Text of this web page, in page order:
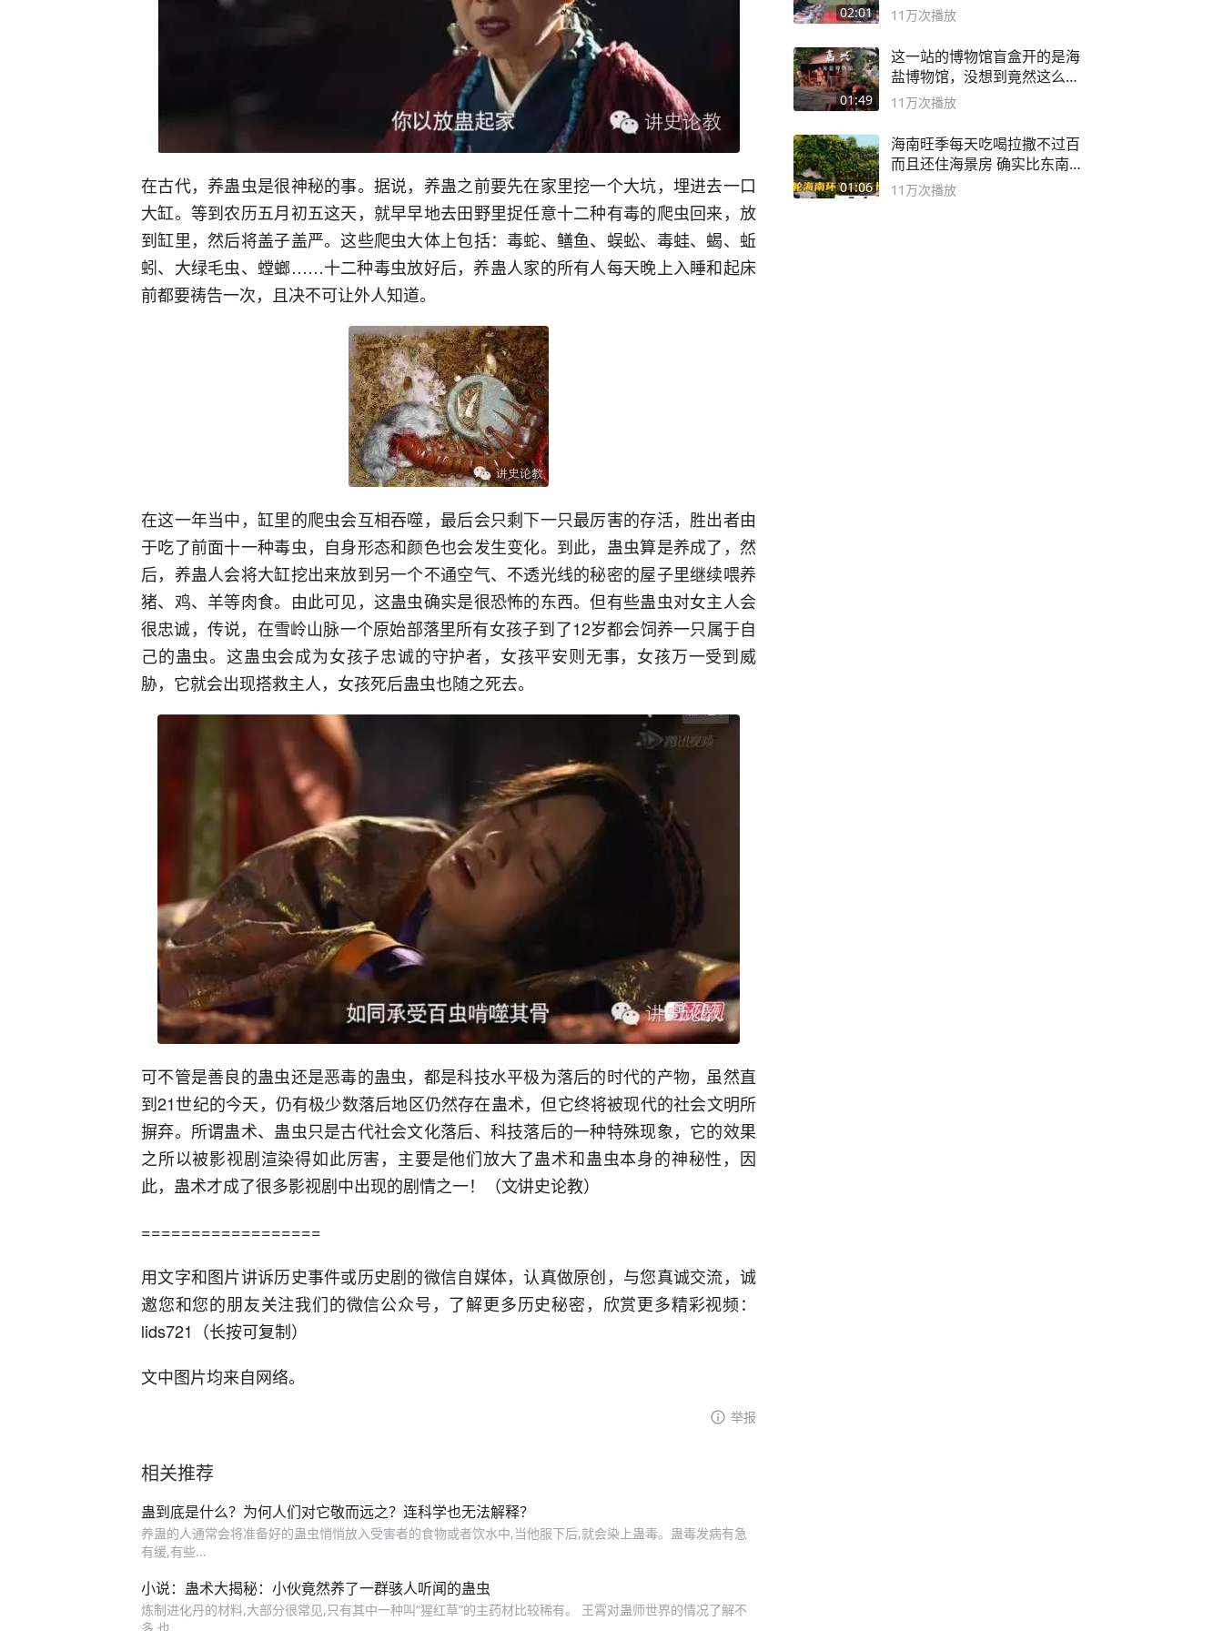
在古代，养蛊虫是很神秘的事。据说，养蛊之前要先在家里挖一个大坑，埋进去一口
大缸。等到农历五月初五这天，就早早地去田野里捉任意十二种有毒的爬虫回来，放
到缸里，然后将盖子盖严。这些爬虫大体上包括：毒蛇、鳝鱼、蜈蚣、毒蛙、蝎、蚯
蚓、大绿毛虫、螳螂……十二种毒虫放好后，养蛊人家的所有人每天晚上入睡和起床
前都要祷告一次，且决不可让外人知道。
在这一年当中，缸里的爬虫会互相吞噬，最后会只剩下一只最厉害的存活，胜出者由
于吃了前面十一种毒虫，自身形态和颜色也会发生变化。到此，蛊虫算是养成了，然
后，养蛊人会将大缸挖出来放到另一个不通空气、不透光线的秘密的屋子里继续喂养
猪、鸡、羊等肉食。由此可见，这蛊虫确实是很恐怖的东西。但有些蛊虫对女主人会
很忠诚，传说，在雪岭山脉一个原始部落里所有女孩子到了12岁都会饲养一只属于自
己的蛊虫。这蛊虫会成为女孩子忠诚的守护者，女孩平安则无事，女孩万一受到威
胁，它就会出现搭救主人，女孩死后蛊虫也随之死去。
可不管是善良的蛊虫还是恶毒的蛊虫，都是科技水平极为落后的时代的产物，虽然直
到21世纪的今天，仍有极少数落后地区仍然存在蛊术，但它终将被现代的社会文明所
摒弃。所谓蛊术、蛊虫只是古代社会文化落后、科技落后的一种特殊现象，它的效果
之所以被影视剧渲染得如此厉害，主要是他们放大了蛊术和蛊虫本身的神秘性，因
此，蛊术才成了很多影视剧中出现的剧情之一！（文∕讲史论教）
==================
用文字和图片讲诉历史事件或历史剧的微信自媒体，认真做原创，与您真诚交流，诚
邀您和您的朋友关注我们的微信公众号，了解更多历史秘密，欣赏更多精彩视频：
lids721（长按可复制）
文中图片均来自网络。
举报
相关推荐
蛊到底是什么？为何人们对它敬而远之？连科学也无法解释？
养蛊的人通常会将准备好的蛊虫悄悄放入受害者的食物或者饮水中,当他服下后,就会染上蛊毒。蛊毒发病有急
有缓,有些...
小说：蛊术大揭秘：小伙竟然养了一群骇人听闻的蛊虫
炼制进化丹的材料,大部分很常见,只有其中一种叫“猩红草”的主药材比较稀有。 王霄对蛊师世界的情况了解不
02:01 11万次播放
01:49
这一站的博物馆盲盒开的是海
盐博物馆，没想到竟然这么好
逛！
11万次播放
01:06
海南旺季每天吃喝拉撒不过百
而且还住海景房 确实比东南
亚合适
11万次播放